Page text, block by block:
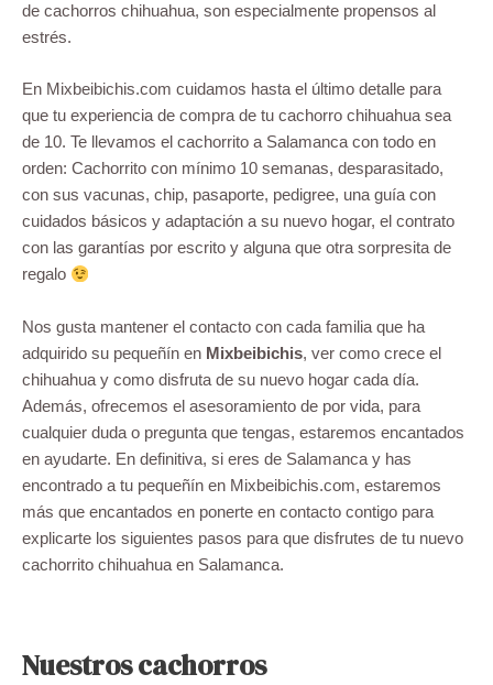
de cachorros chihuahua, son especialmente propensos al
estrés.
En Mixbeibichis.com cuidamos hasta el último detalle para
que tu experiencia de compra de tu cachorro chihuahua sea
de 10. Te llevamos el cachorrito a Salamanca con todo en
orden: Cachorrito con mínimo 10 semanas, desparasitado,
con sus vacunas, chip, pasaporte, pedigree, una guía con
cuidados básicos y adaptación a su nuevo hogar, el contrato
con las garantías por escrito y alguna que otra sorpresita de
regalo
Nos gusta mantener el contacto con cada familia que ha
adquirido su pequeñín en Mixbeibichis, ver como crece el
chihuahua y como disfruta de su nuevo hogar cada día.
Además, ofrecemos el asesoramiento de por vida, para
cualquier duda o pregunta que tengas, estaremos encantados
en ayudarte. En definitiva, si eres de Salamanca y has
encontrado a tu pequeñín en Mixbeibichis.com, estaremos
más que encantados en ponerte en contacto contigo para
explicarte los siguientes pasos para que disfrutes de tu nuevo
cachorrito chihuahua en Salamanca.
Nuestros cachorros